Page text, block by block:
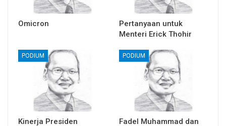
Omicron
Pertanyaan untuk
Menteri Erick Thohir
PODIUM
Kinerja Presiden
PODIUM
Fadel Muhammad dan